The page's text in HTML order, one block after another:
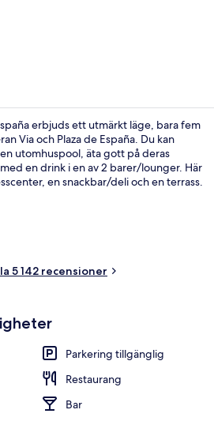
erbjuds ett utmärkt läge, bara fem
Via och Plaza de España. Du kan
utomhuspool, äta gott på deras
en drink i en av 2 barer/lounger. Här
en snackbar/deli och en terrass.
även för att det ligger så nära
några steg till Plaza de Espana station,
tar det inte mer än 5 minuter att
5 142 recensioner
Parkering tillgänglig
Restaurang
Bar